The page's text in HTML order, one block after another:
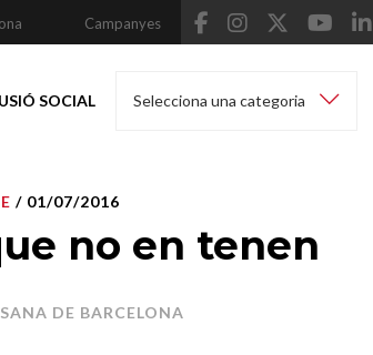
Campanyes
SOCIAL Selecciona una categoria
/ 01/07/2016
no en tenen
DE BARCELONA